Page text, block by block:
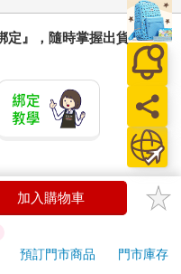
定』，隨時掌握出貨動
接獲電話要求您前往
受騙上當！
加入購物車
預訂門市商品
門市庫存